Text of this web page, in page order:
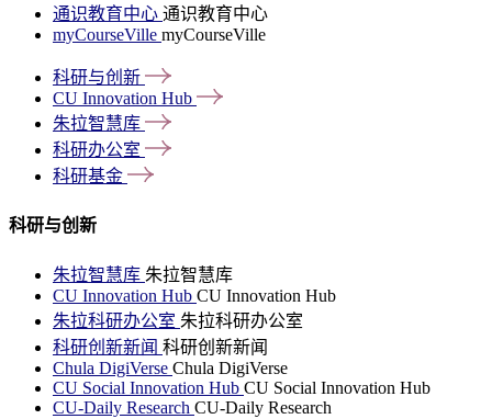
通识教育中心 通识教育中心
myCourseVille myCourseVille
科研与创新
CU Innovation Hub
朱拉智慧库
科研办公室
科研基金
科研与创新
朱拉智慧库 朱拉智慧库
CU Innovation Hub CU Innovation Hub
朱拉科研办公室 朱拉科研办公室
科研创新新闻 科研创新新闻
Chula DigiVerse Chula DigiVerse
CU Social Innovation Hub CU Social Innovation Hub
CU-Daily Research CU-Daily Research